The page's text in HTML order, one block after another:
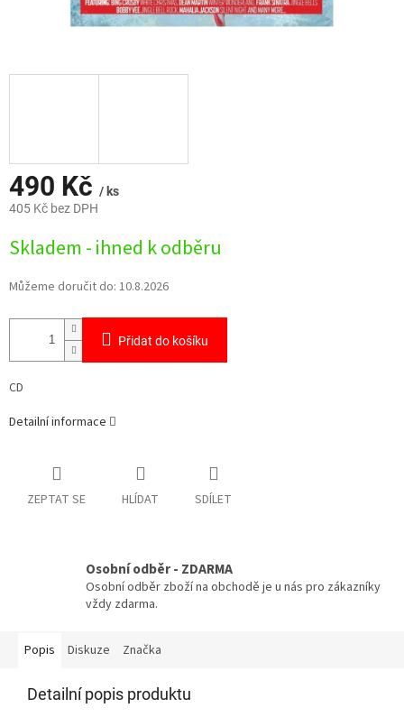
490 Kč / ks
405 Kč bez DPH
cena:
Skladem - ihned k odběru
Můžeme doručit do: 10.8.2026
Přidat do košíku
CD
Detailní informace
ZEPTAT SE HLÍDAT SDÍLET
Osobní odběr - ZDARMA
Osobní odběr zboží na obchodě je u nás pro zákazníky
vždy zdarma.
Popis Diskuze Značka
Detailní popis produktu